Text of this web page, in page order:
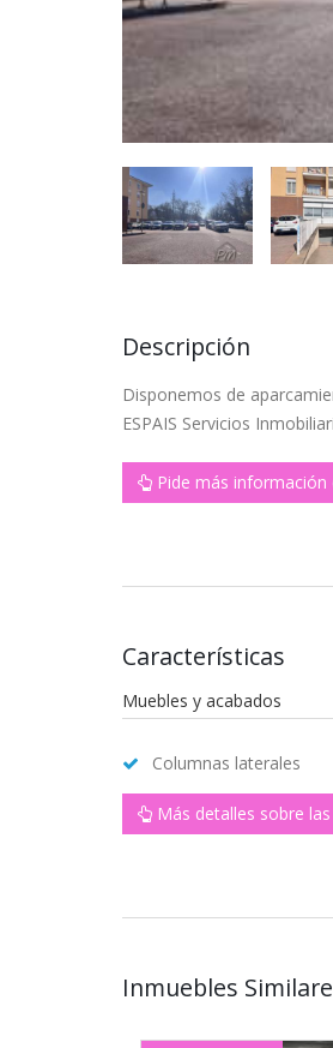
Descripción
Disponemos de
ESPAIS Servicios
Pide más información
Características
Muebles y acabados
Columnas laterales
Más detalles sobre
Inmuebles